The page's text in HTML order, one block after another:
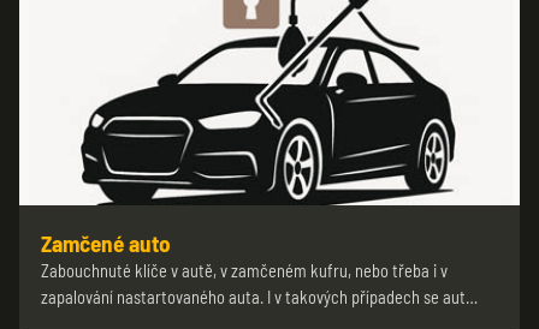
Zamčené auto
Zabouchnuté klíče v autě, v zamčeném kufru, nebo třeba i v
zapalování nastartovaného auta. I v takových případech se aut…